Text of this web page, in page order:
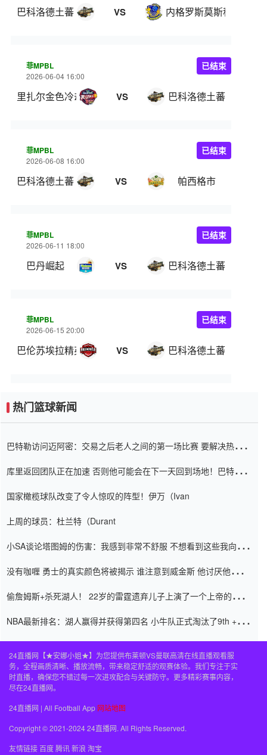
巴科洛德土蕃 VS 内格罗斯莫斯科瓦多斯
菲MPBL
2026-06-04 16:00
里扎尔金色冷却器 VS 巴科洛德土蕃
已结束
菲MPBL
2026-06-08 16:00
巴科洛德土蕃 VS 帕西格市
已结束
菲MPBL
2026-06-11 18:00
巴丹崛起 VS 巴科洛德土蕃
已结束
菲MPBL
2026-06-15 20:00
巴伦苏埃拉精英 VS 巴科洛德土蕃
已结束
热门篮球新闻
巴特勒访问迈阿密：交易之后老人之间的第一场比赛 要解决热情的
库里返回团队正在加速 否则他可能会在下一天回到场地！巴特勒迈
国家橄榄球队改变了令人惊叹的阵型！伊万（Ivan
上周的球员：杜兰特（Durant
小SA谈论塔图姆的伤害：我感到非常不舒服 不想看到这些我向他
没有咖喱 勇士的真实颜色将被揭示 谁注意到威金斯 他讨厌他的老
偷詹姆斯+杀死湖人！ 22岁的雷霆遗弃儿子上演了一个上帝的剧
NBA最新排名：湖人赢得并获得第四名 小牛队正式淘汰了9th + 76
24直播网【★安娜小姐★】为您提供布莱顿VS曼联高清在线直播观看服
务，全程画质清晰、播放流畅，带来稳定舒适的观赛体验。我们专注于实
时直播，确保您不错过每一次进攻配合与关键防守。更多精彩赛事内容，
尽在24直播网。
24直播网 | All Football App 网站地图
Copyright © 2021-2024 24直播网. All Rights Reserved.
友情链接百度腾讯新浪 淘宝